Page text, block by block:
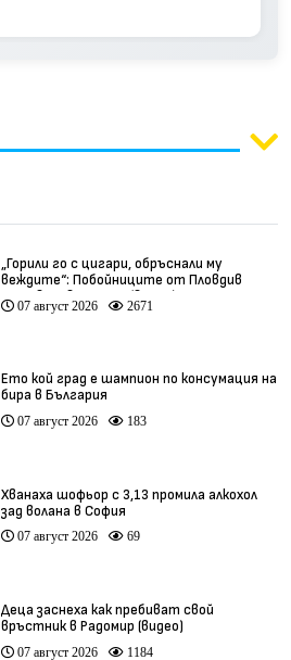
„Горили го с цигари, обръснали му
веждите“: Побойниците от Пловдив
остават в ареста (видео)
07 август 2026 2671
Ето кой град е шампион по консумация на
бира в България
07 август 2026 183
Хванаха шофьор с 3,13 промила алкохол
зад волана в София
07 август 2026 69
Деца заснеха как пребиват свой
връстник в Радомир (видео)
07 август 2026 1184